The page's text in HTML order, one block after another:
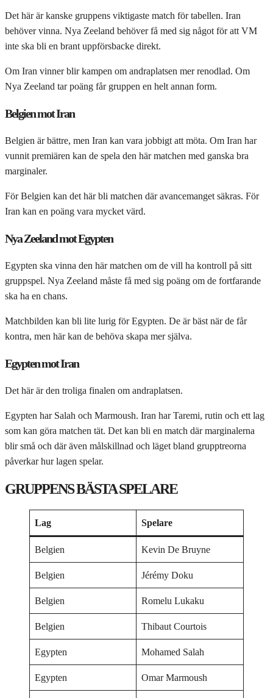
Det här är kanske gruppens viktigaste match för tabellen. Iran
behöver vinna. Nya Zeeland behöver få med sig något för att VM
inte ska bli en brant uppförsbacke direkt.
Om Iran vinner blir kampen om andraplatsen mer renodlad. Om
Nya Zeeland tar poäng får gruppen en helt annan form.
Belgien mot Iran
Belgien är bättre, men Iran kan vara jobbigt att möta. Om Iran har
vunnit premiären kan de spela den här matchen med ganska bra
marginaler.
För Belgien kan det här bli matchen där avancemanget säkras. För
Iran kan en poäng vara mycket värd.
Nya Zeeland mot Egypten
Egypten ska vinna den här matchen om de vill ha kontroll på sitt
gruppspel. Nya Zeeland måste få med sig poäng om de fortfarande
ska ha en chans.
Matchbilden kan bli lite lurig för Egypten. De är bäst när de får
kontra, men här kan de behöva skapa mer själva.
Egypten mot Iran
Det här är den troliga finalen om andraplatsen.
Egypten har Salah och Marmoush. Iran har Taremi, rutin och ett lag
som kan göra matchen tät. Det kan bli en match där marginalerna
blir små och där även målskillnad och läget bland grupptreorna
påverkar hur lagen spelar.
GRUPPENS BÄSTA SPELARE
Lag Spelare
Belgien Kevin De Bruyne
Belgien Jérémy Doku
Belgien Romelu Lukaku
Belgien Thibaut Courtois
Egypten Mohamed Salah
Egypten Omar Marmoush